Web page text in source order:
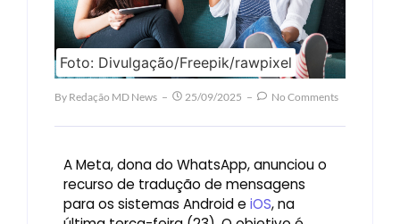
Foto: Divulgação/Freepik/rawpixel
By Redação MD News 25/09/2025 No Comments
A Meta, dona do WhatsApp, anunciou o
recurso de tradução de mensagens
para os sistemas Android e iOS, na